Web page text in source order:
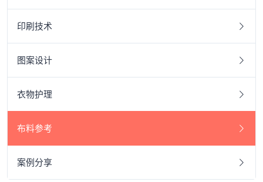
印刷技术
图案设计
衣物护理
布料参考
案例分享